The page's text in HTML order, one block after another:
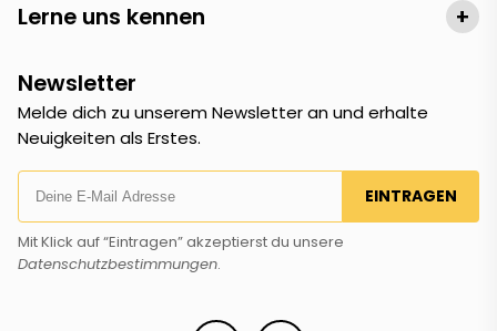
Lerne uns kennen +
Newsletter
Melde dich zu unserem Newsletter an und erhalte
Neuigkeiten als Erstes.
EINTRAGEN
Mit Klick auf “Eintragen” akzeptierst du unsere
Datenschutzbestimmungen.